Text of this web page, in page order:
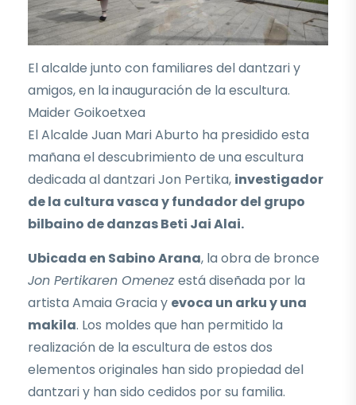
El alcalde junto con familiares del dantzari y
amigos, en la inauguración de la escultura.
Maider Goikoetxea
El Alcalde Juan Mari Aburto ha presidido esta
mañana el descubrimiento de una escultura
dedicada al dantzari Jon Pertika, investigador
de la cultura vasca y fundador del grupo
bilbaino de danzas Beti Jai Alai.
Ubicada en Sabino Arana, la obra de bronce
Jon Pertikaren Omenezestá diseñada por la
artista Amaia Gracia y evoca un arku y una
makila. Los moldes que han permitido la
realización de la escultura de estos dos
elementos originales han sido propiedad del
dantzari y han sido cedidos por su familia.